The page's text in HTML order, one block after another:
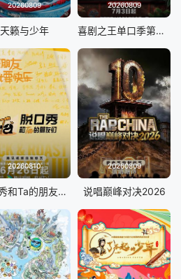
20260809
天籁与少年
20260809
喜剧之王单口季第三季
20260810
脱口秀和Ta的朋友们 第三季
20260809
说唱巅峰对决2026